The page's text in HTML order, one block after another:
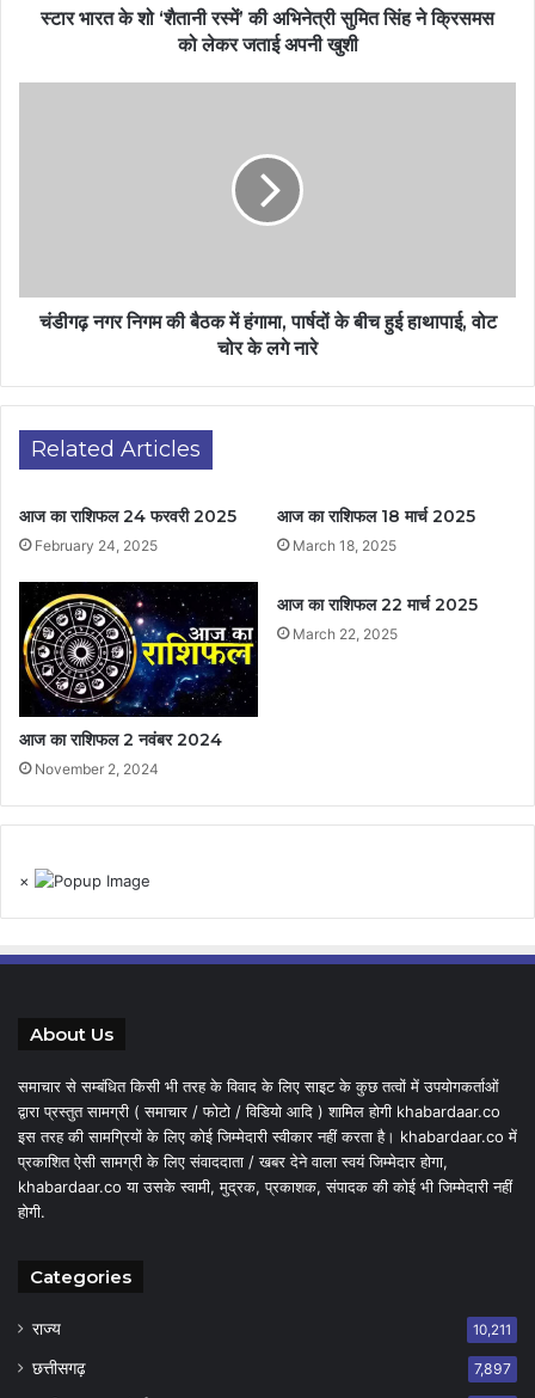
स्टार भारत के शो ‘शैतानी रस्में’ की अभिनेत्री सुमित सिंह ने क्रिसमस
को लेकर जताई अपनी खुशी
चंडीगढ़ नगर निगम की बैठक में हंगामा, पार्षदों के बीच हुई हाथापाई, वोट
चोर के लगे नारे
Related Articles
आज का राशिफल 24 फरवरी 2025
February 24, 2025
आज का राशिफल 18 मार्च 2025
March 18, 2025
आज का राशिफल 2 नवंबर 2024
November 2, 2024
आज का राशिफल 22 मार्च 2025
March 22, 2025
×
About Us
समाचार से सम्बंधित किसी भी तरह के विवाद के लिए साइट के कुछ तत्वों में उपयोगकर्ताओं
द्वारा प्रस्तुत सामग्री ( समाचार / फोटो / विडियो आदि ) शामिल होगी khabardaar.co
इस तरह की सामग्रियों के लिए कोई जिम्मेदारी स्वीकार नहीं करता है। khabardaar.co में
प्रकाशित ऐसी सामग्री के लिए संवाददाता / खबर देने वाला स्वयं जिम्मेदार होगा,
khabardaar.co या उसके स्वामी, मुद्रक, प्रकाशक, संपादक की कोई भी जिम्मेदारी नहीं
होगी.
Categories
राज्य 10,211
छत्तीसगढ़ 7,897